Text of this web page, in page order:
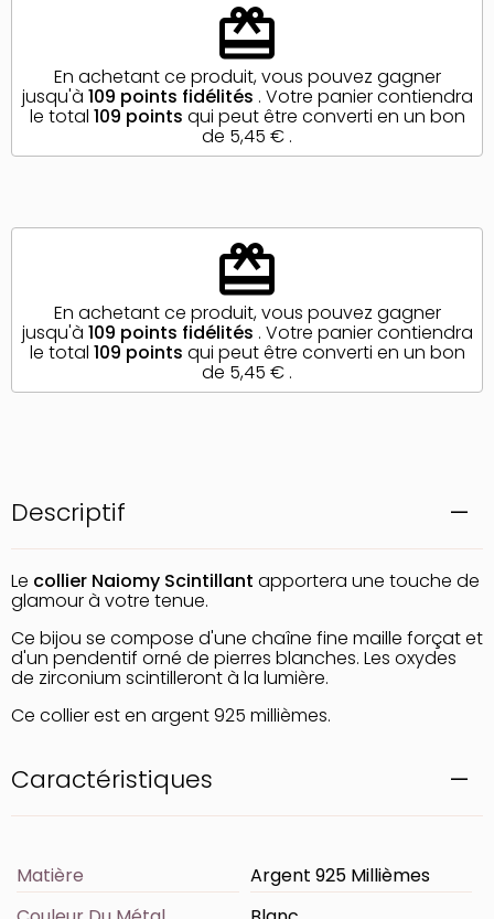
Descriptif
Le collier Naiomy Scintillant apportera une touche de
glamour à votre tenue.
Ce bijou se compose d'une chaîne fine maille forçat et
d'un pendentif orné de pierres blanches. Les oxydes
de zirconium scintilleront à la lumière.
Ce collier est en argent 925 millièmes.
Caractéristiques
Matière
Argent 925 Millièmes
redeem
En achetant ce produit, vous pouvez gagner
jusqu'à 109 points fidélités . Votre panier contiendra
le total 109 points qui peut être converti en un bon
de 5,45 € .
redeem
En achetant ce produit, vous pouvez gagner
jusqu'à 109 points fidélités . Votre panier contiendra
le total 109 points qui peut être converti en un bon
de 5,45 € .